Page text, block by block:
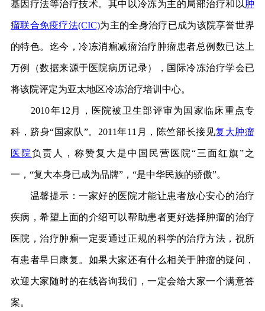
基因疗法等治疗技术。其中以冷冻为主的局部治疗和以肿
瘤联合免疫疗法(CIC)为主的全身治疗已成为该院享誉世界
的特色。迄今，冷冻消瘤减瘤治疗肿瘤患者总例数已达上
万例（数据来源于医院病历记录），国际冷冻治疗学会已
将该院评定为亚太地区冷冻治疗培训中心。
2010年12月，医院被卫生部评审为国家临床重点专
科，跻身“国家队”。2011年11月，陈竺部长接见复大肿瘤
医院负责人，称赞复大是中国民营医院“三面红旗”之
一，“复大本身已成为品牌”，“是中华民族的骄傲”。
温馨提示：一家好的医院才能让患者放心安心的治疗
疾病，希望上面的介绍可以帮助患者更好选择肿瘤的治疗
医院，治疗肿瘤一定要通过正规的科学的治疗方法，祝所
有患者早日康复。如果大家还有什么相关于肿瘤的疑问，
欢迎大家随时的在线咨询我们，一定会给大家一个满意答
案。